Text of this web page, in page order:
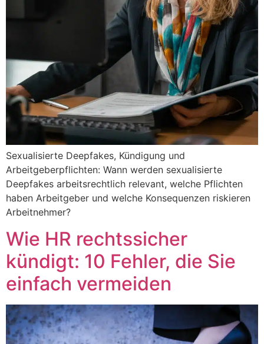
Sexualisierte Deepfakes, Kündigung und
Arbeitgeberpflichten: Wann werden sexualisierte
Deepfakes arbeitsrechtlich relevant, welche Pflichten
haben Arbeitgeber und welche Konsequenzen riskieren
Arbeitnehmer?
Wie HR rechtssicher
kündigt: 10 Fehler, die Sie
einfach vermeiden